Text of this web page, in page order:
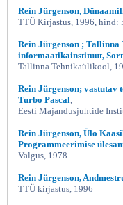
Rein Jürgenson,
TTÜ Kirjastus, 1996, hind:
Rein Jürgenson ;
informaatikainstituut,
Tallinna Tehnikaülikool,
Rein Jürgenson;
Turbo Pascal,
Eesti Majandusjuhtide
Rein Jürgenson, Ülo
Programmeerimise
Valgus, 1978
Rein Jürgenson,
TTÜ kirjastus, 1996